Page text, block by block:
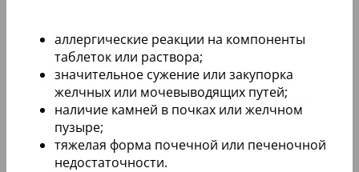
аллергические реакции на компоненты
таблеток или раствора;
значительное сужение или закупорка
желчных или мочевыводящих путей;
наличие камней в почках или желчном
пузыре;
тяжелая форма почечной или печеночной
недостаточности.